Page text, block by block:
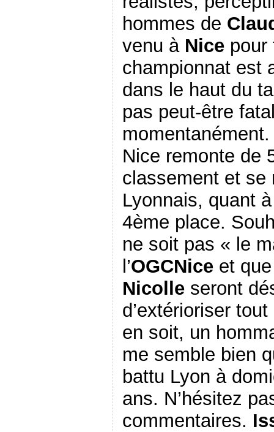
hommes de
venu àNicepour
championnat est
dans le haut du
pas peut-être
Nice remonte de
classement et se
Lyonnais, quant
4ème place.
ne soit pas « le
l’OGCNice et
Nicolleseront
d’extérioriser
en soit, un
me semble bien
battu Lyon à
ans. N’hésitez
commentaires.